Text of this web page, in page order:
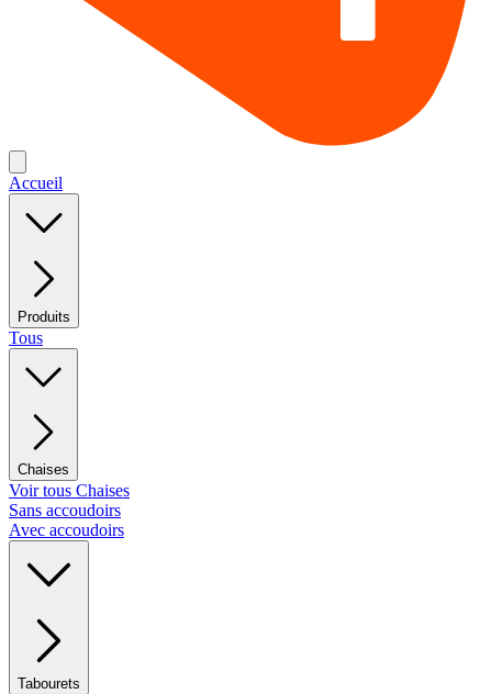
Accueil
Produits
Tous
Chaises
Voir tous Chaises
Sans accoudoirs
Avec accoudoirs
Tabourets